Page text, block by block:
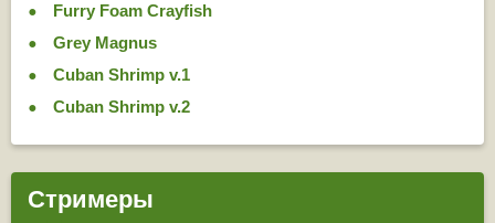
Furry Foam Crayfish
Grey Magnus
Cuban Shrimp v.1
Cuban Shrimp v.2
Стримеры